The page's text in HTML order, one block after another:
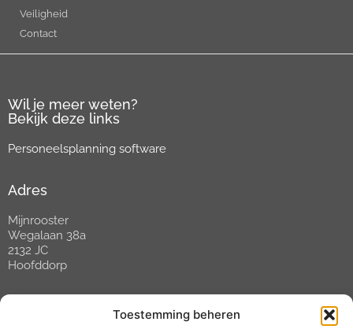
Toestemming beheren
Veiligheid
Contact
Wil je meer weten?
Bekijk deze links
Personeelsplanning software
Adres
Mijnrooster
Wegalaan 38a
2132 JC
Hoofddorp